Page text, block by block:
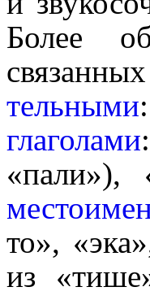
Более
тель­ны­ми
глагола­ми
«пали»),
то»,
из